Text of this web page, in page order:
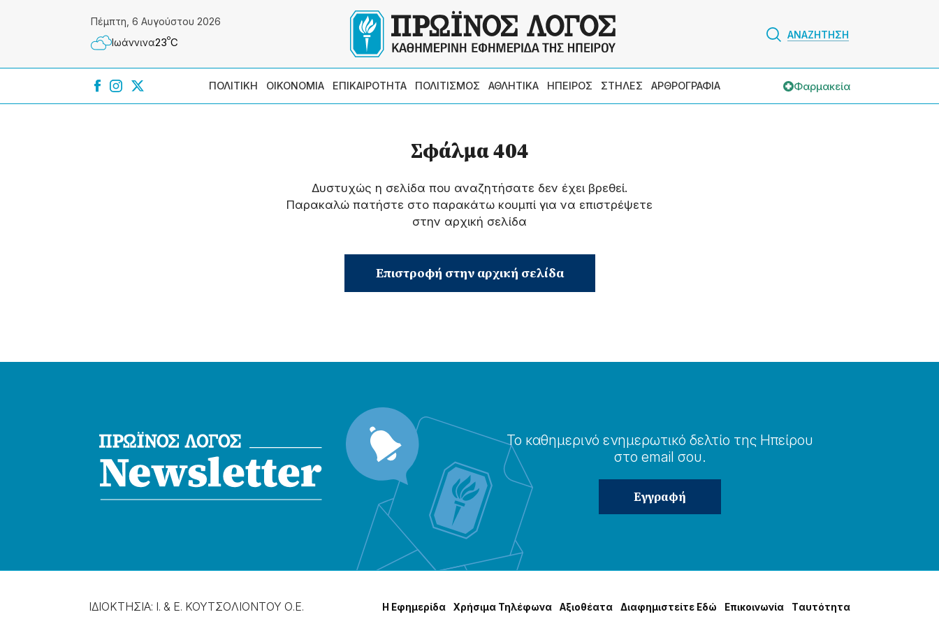
Πέμπτη, 6 Αυγούστου 2026
Ιωάννɩνα23ºC
ΑΝΑΖΗΤΗΣΗ
ΠΟΛΙΤΙΚΗ ΟΙΚΟΝΟΜΙΑ ΕΠΙΚΑΙΡΟΤΗΤΑ ΠΟΛΙΤΙΣΜΟΣ ΑΘΛΗΤΙΚΑ ΗΠΕΙΡΟΣ ΣΤΗΛΕΣ ΑΡΘΡΟΓΡΑΦΙΑ Φαρμακεία
Σφάλμα 404
Δυστυχώς η σελίδα που αναζητήσατε δεν έχει βρεθεί.
Παρακαλώ πατήστε στο παρακάτω κουμπί για να επιστρέψετε
στην αρχική σελίδα
Επιστροφή στην αρχική σελίδα
Το καθημερɩνό ενημερωτɩκό δελτίο της Ηπείρου
στο email σου.
ΙΔΙΟΚΤΗΣΙΑ: Ι. & Ε. ΚΟΥΤΣΟΛΙΟΝΤΟΥ Ο.Ε. Η Εφημερίδα Χρήσɩμα Τηλέφωνα Αξɩοθέατα Δɩαφημɩστείτε Εδώ Επɩκοɩνωνία Tαυτότητα